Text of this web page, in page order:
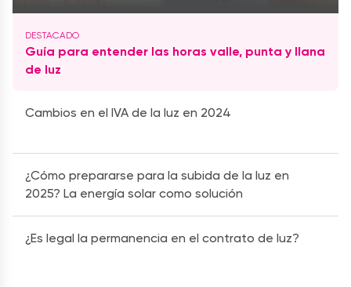
Guía para entender las horas valle, punta y llana
de luz
Cambios en el IVA de la luz en 2024
¿Cómo prepararse para la subida de la luz en
2025? La energía solar como solución
¿Es legal la permanencia en el contrato de luz?